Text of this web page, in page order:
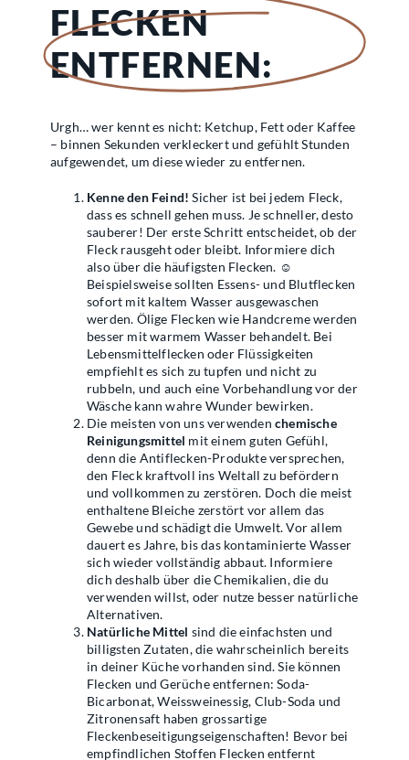
FLECKEN
ENTFERNEN:
Urgh… wer kennt es nicht: Ketchup, Fett oder Kaffee
– binnen Sekunden verkleckert und gefühlt Stunden
aufgewendet, um diese wieder zu entfernen.
Kenne den Feind! Sicher ist bei jedem Fleck,
dass es schnell gehen muss. Je schneller, desto
sauberer! Der erste Schritt entscheidet, ob der
Fleck rausgeht oder bleibt. Informiere dich
also über die häufigsten Flecken. ☺
Beispielsweise sollten Essens- und Blutflecken
sofort mit kaltem Wasser ausgewaschen
werden. Ölige Flecken wie Handcreme werden
besser mit warmem Wasser behandelt. Bei
Lebensmittelflecken oder Flüssigkeiten
empfiehlt es sich zu tupfen und nicht zu
rubbeln, und auch eine Vorbehandlung vor der
Wäsche kann wahre Wunder bewirken.
Die meisten von uns verwenden chemische
Reinigungsmittel mit einem guten Gefühl,
denn die Antiflecken-Produkte versprechen,
den Fleck kraftvoll ins Weltall zu befördern
und vollkommen zu zerstören. Doch die meist
enthaltene Bleiche zerstört vor allem das
Gewebe und schädigt die Umwelt. Vor allem
dauert es Jahre, bis das kontaminierte Wasser
sich wieder vollständig abbaut. Informiere
dich deshalb über die Chemikalien, die du
verwenden willst, oder nutze besser natürliche
Alternativen.
Natürliche Mittel sind die einfachsten und
billigsten Zutaten, die wahrscheinlich bereits
in deiner Küche vorhanden sind. Sie können
Flecken und Gerüche entfernen: Soda-
Bicarbonat, Weissweinessig, Club-Soda und
Zitronensaft haben grossartige
Fleckenbeseitigungseigenschaften! Bevor bei
empfindlichen Stoffen Flecken entfernt